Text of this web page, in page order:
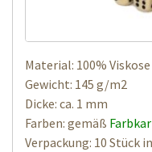
Material: 100% Viskose
Gewicht: 145 g/m2
Dicke: ca. 1 mm
Farben: gemäß
Verpackung: 10 Stück